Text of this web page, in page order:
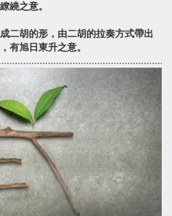
繞之意。
二胡的形，由二胡的拉奏方式帶出
有旭日東升之意。